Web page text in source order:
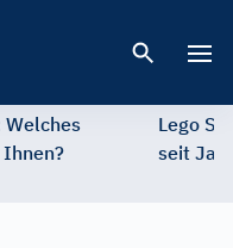
Welches
Lego
seit